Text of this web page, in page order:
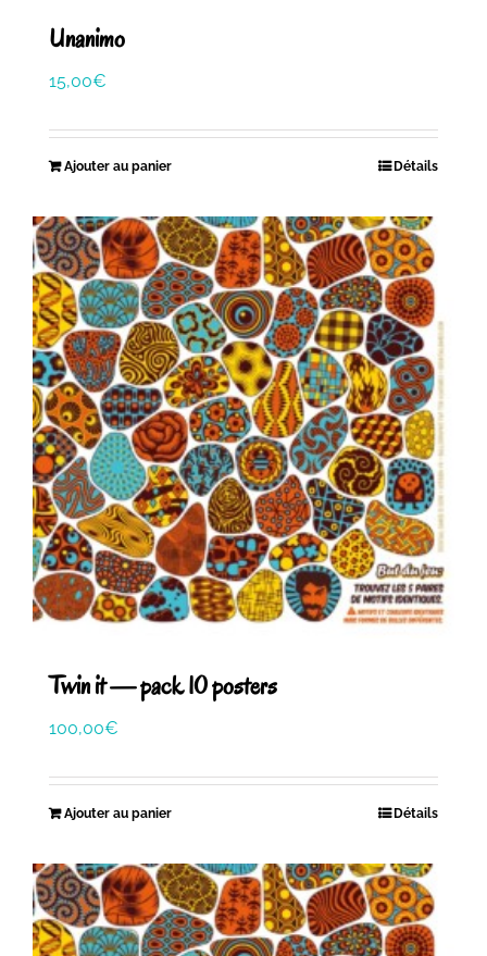
Unanimo
15,00€
Ajouter au panier Détails
Twin it — pack 10 posters
100,00€
Ajouter au panier Détails